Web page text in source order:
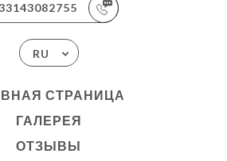
RU
СТРАНИЦА
ГАЛЕРЕЯ
ОТЗЫВЫ